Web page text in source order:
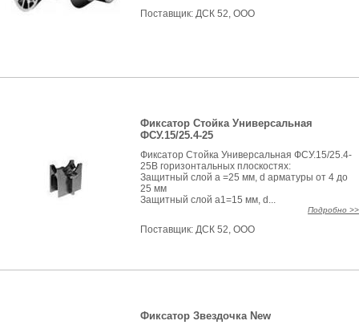
Поставщик: ДСК 52, ООО
Фиксатор Стойка Универсальная
ФСУ.15/25.4-25
Фиксатор Стойка Универсальная ФСУ.15/25.4-
25В горизонтальных плоскостях:
Защитный слой а =25 мм, d арматуры от 4 до
25 мм
Защитный слой а1=15 мм, d...
Подробно >>
Поставщик: ДСК 52, ООО
Фиксатор Звездочка New